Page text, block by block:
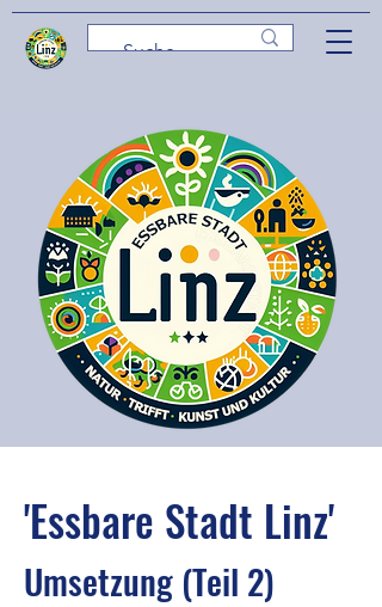
'Essbare Stadt Linz'
Umsetzung (Teil 2)